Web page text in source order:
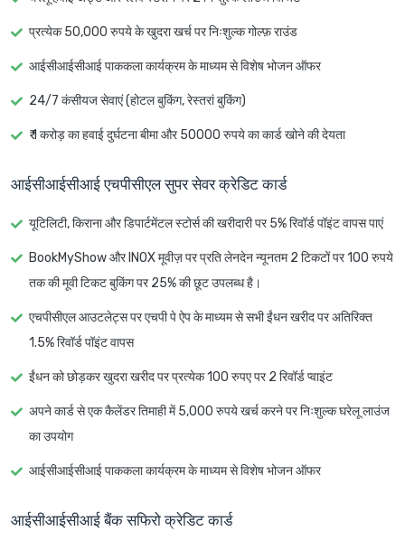
प्रत्येक 50,000 रुपये के खुदरा खर्च पर निःशुल्क गोल्फ़ राउंड
आईसीआईसीआई पाककला कार्यक्रम के माध्यम से विशेष भोजन ऑफर
24/7 कंसीयज सेवाएं (होटल बुकिंग, रेस्तरां बुकिंग)
₹ 1 करोड़ का हवाई दुर्घटना बीमा और 50000 रुपये का कार्ड खोने की देयता
आईसीआईसीआई एचपीसीएल सुपर सेवर क्रेडिट कार्ड
यूटिलिटी, किराना और डिपार्टमेंटल स्टोर्स की खरीदारी पर 5% रिवॉर्ड पॉइंट वापस पाएं
BookMyShow और INOX मूवीज़ पर प्रति लेनदेन न्यूनतम 2 टिकटों पर 100 रुपये
तक की मूवी टिकट बुकिंग पर 25% की छूट उपलब्ध है।
एचपीसीएल आउटलेट्स पर एचपी पे ऐप के माध्यम से सभी ईंधन खरीद पर अतिरिक्त
1.5% रिवॉर्ड पॉइंट वापस
ईंधन को छोड़कर खुदरा खरीद पर प्रत्येक 100 रुपए पर 2 रिवॉर्ड प्वाइंट
अपने कार्ड से एक कैलेंडर तिमाही में 5,000 रुपये खर्च करने पर निःशुल्क घरेलू लाउंज
का उपयोग
आईसीआईसीआई पाककला कार्यक्रम के माध्यम से विशेष भोजन ऑफर
आईसीआईसीआई बैंक सफिरो क्रेडिट कार्ड